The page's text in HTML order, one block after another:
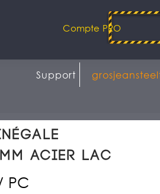
Compte PRO
Support
Acier LAC
PC